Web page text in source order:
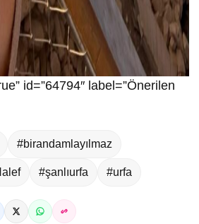
id=”64794″ label=”Önerilen
#birandamlayılmaz
#şanlıurfa #urfa